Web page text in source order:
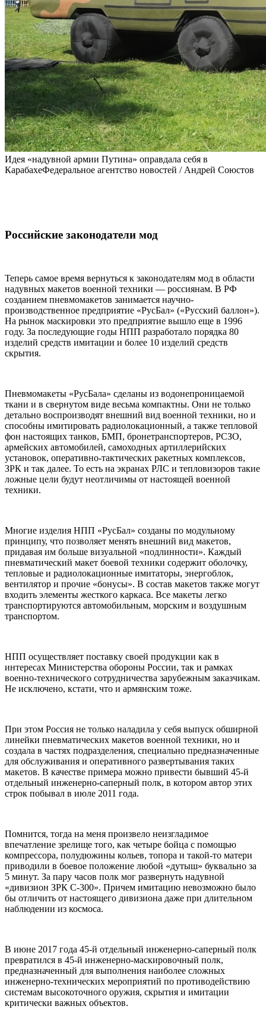
Идея «надувной армии Путина» оправдала себя в
КарабахеФедеральное агентство новостей / Андрей Союстов
Российские законодатели мод
Теперь самое время вернуться к законодателям мод в области
надувных макетов военной техники — россиянам. В РФ
созданием пневмомакетов занимается научно-
производственное предприятие «РусБал» («Русский баллон»).
На рынок маскировки это предприятие вышло еще в 1996
году. За последующие годы НПП разработало порядка 80
изделий средств имитации и более 10 изделий средств
скрытия.
Пневмомакеты «РусБала» сделаны из водонепроницаемой
ткани и в свернутом виде весьма компактны. Они не только
детально воспроизводят внешний вид военной техники, но и
способны имитировать радиолокационный, а также тепловой
фон настоящих танков, БМП, бронетранспортеров, РСЗО,
армейских автомобилей, самоходных артиллерийских
установок, оперативно-тактических ракетных комплексов,
ЗРК и так далее. То есть на экранах РЛС и тепловизоров такие
ложные цели будут неотличимы от настоящей военной
техники.
Многие изделия НПП «РусБал» созданы по модульному
принципу, что позволяет менять внешний вид макетов,
придавая им больше визуальной «подлинности». Каждый
пневматический макет боевой техники содержит оболочку,
тепловые и радиолокационные имитаторы, энергоблок,
вентилятор и прочие «бонусы». В состав макетов также могут
входить элементы жесткого каркаса. Все макеты легко
транспортируются автомобильным, морским и воздушным
транспортом.
НПП осуществляет поставку своей продукции как в
интересах Министерства обороны России, так и рамках
военно-технического сотрудничества зарубежным заказчикам.
Не исключено, кстати, что и армянским тоже.
При этом Россия не только наладила у себя выпуск обширной
линейки пневматических макетов военной техники, но и
создала в частях подразделения, специально предназначенные
для обслуживания и оперативного развертывания таких
макетов. В качестве примера можно привести бывший 45-й
отдельный инженерно-саперный полк, в котором автор этих
строк побывал в июле 2011 года.
Помнится, тогда на меня произвело неизгладимое
впечатление зрелище того, как четыре бойца с помощью
компрессора, полудюжины кольев, топора и такой-то матери
приводили в боевое положение любой «дутыш» буквально за
5 минут. За пару часов полк мог развернуть надувной
«дивизион ЗРК С-300». Причем имитацию невозможно было
бы отличить от настоящего дивизиона даже при длительном
наблюдении из космоса.
В июне 2017 года 45-й отдельный инженерно-саперный полк
превратился в 45-й инженерно-маскировочный полк,
предназначенный для выполнения наиболее сложных
инженерно-технических мероприятий по противодействию
системам высокоточного оружия, скрытия и имитации
критически важных объектов.